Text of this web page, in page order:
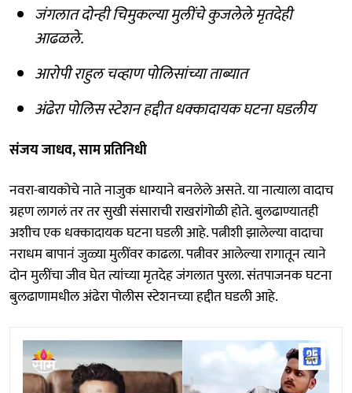
जंगलात दोन्ही चिमुकल्या मुलींचे कुजलेले मृतदेही
आढळले.
आरोपी राहुल चव्हाण पोलिसांच्या ताब्यात
अंढेरा पोलिस स्टेशन हद्दीत धक्कादायक घटना घडलीय
संजय जाधव, साम प्रतिनिधी
नवरा-बायकोचे नाते नाजुक धाग्याने बनलेले असते. या नात्याला वादाच
ग्रहण लागलं तर तर सुखी संसाराची राखरांगोळी होते. बुलढाण्यातही
अशीच एक धक्कादायक घटना घडली आहे. पत्नीशी झालेल्या वादाचा
नराधम बापानं जुळ्या मुलींवर काढला. पत्नीवर आलेल्या रागातून त्याने
दोन मुलींचा जीव घेत त्यांच्या मृतदेह जंगलात पुरला. संतपाजनक घटना
बुलढाणामधील अंढेरा पोलीस स्टेशनच्या हद्दीत घडली आहे.